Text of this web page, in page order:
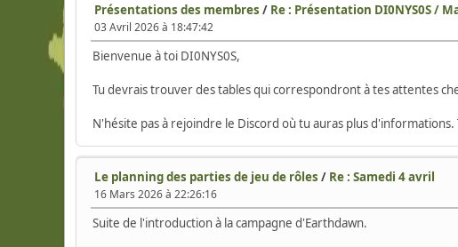
Présentations des membres / Re : Présentation DI0NYS0S /
03 Avril 2026 à 18:47:42
Bienvenue à toi DI0NYS0S,
Tu devrais trouver des tables qui correspondront à tes attentes
N'hésite pas à rejoindre le Discord où tu auras plus
Le planning des parties de jeu de rôles / Re : Samedi 4 avril
16 Mars 2026 à 22:26:16
Suite de l'introduction à la campagne d'Earthdawn.